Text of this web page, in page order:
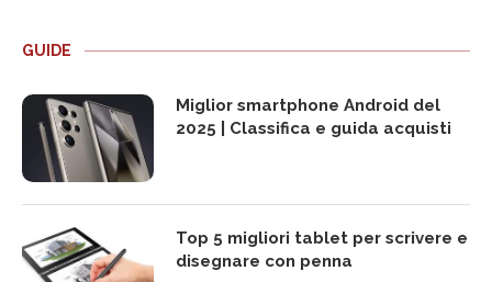
GUIDE
Miglior smartphone Android del
2025 | Classifica e guida acquisti
Top 5 migliori tablet per scrivere e
disegnare con penna